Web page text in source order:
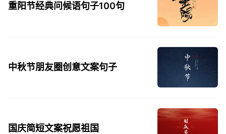
重阳节经典问候语句子100句
中秋节朋友圈创意文案句子
国庆简短文案祝愿祖国